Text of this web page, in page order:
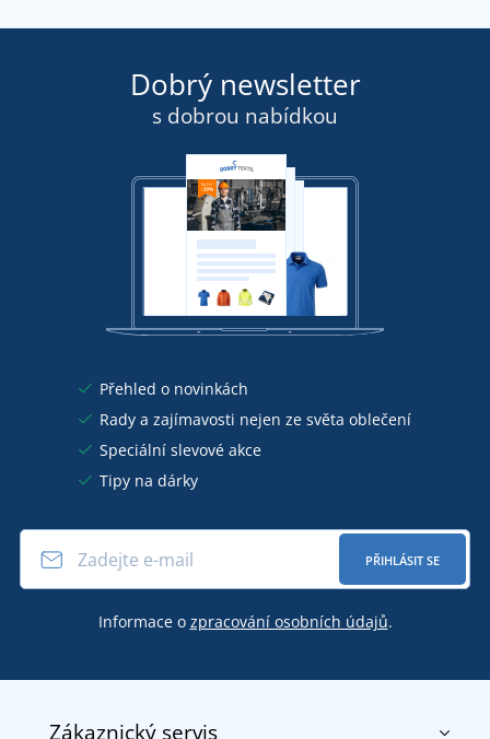
Dobrý newsletter
s dobrou nabídkou
Přehled o novinkách
Rady a zajímavosti nejen ze světa oblečení
Speciální slevové akce
Tipy na dárky
PŘIHLÁSIT SE
Informace o zpracování osobních údajů.
Zákaznický servis